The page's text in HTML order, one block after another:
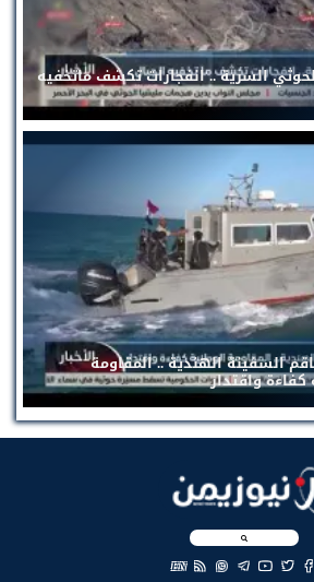
السرية .. انفجارات تكشف ماتخفيه
السفينة الهندية .. المقاومة
كفاءة واقتدار
EN